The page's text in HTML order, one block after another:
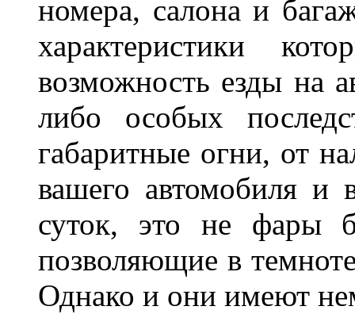
номера, салона и
характеристики
возможность езды на
либо особых
габаритные огни, от
вашего автомобиля и
суток, это не фары
позволяющие в
Однако и они имеют